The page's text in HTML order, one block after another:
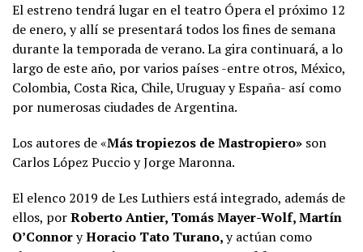
El estreno tendrá lugar en el teatro Ópera el próximo 12
de enero, y allí se presentará todos los fines de semana
durante la temporada de verano. La gira continuará, a lo
largo de este año, por varios países -entre otros, México,
Colombia, Costa Rica, Chile, Uruguay y España- así como
por numerosas ciudades de Argentina.
Los autores de «Más tropiezos de Mastropiero» son
Carlos López Puccio y Jorge Maronna.
El elenco 2019 de Les Luthiers está integrado, además de
ellos, porRoberto Antier, Tomás Mayer-Wolf, Martín
O’ConnoryHoracio Tato Turano,y actúan como